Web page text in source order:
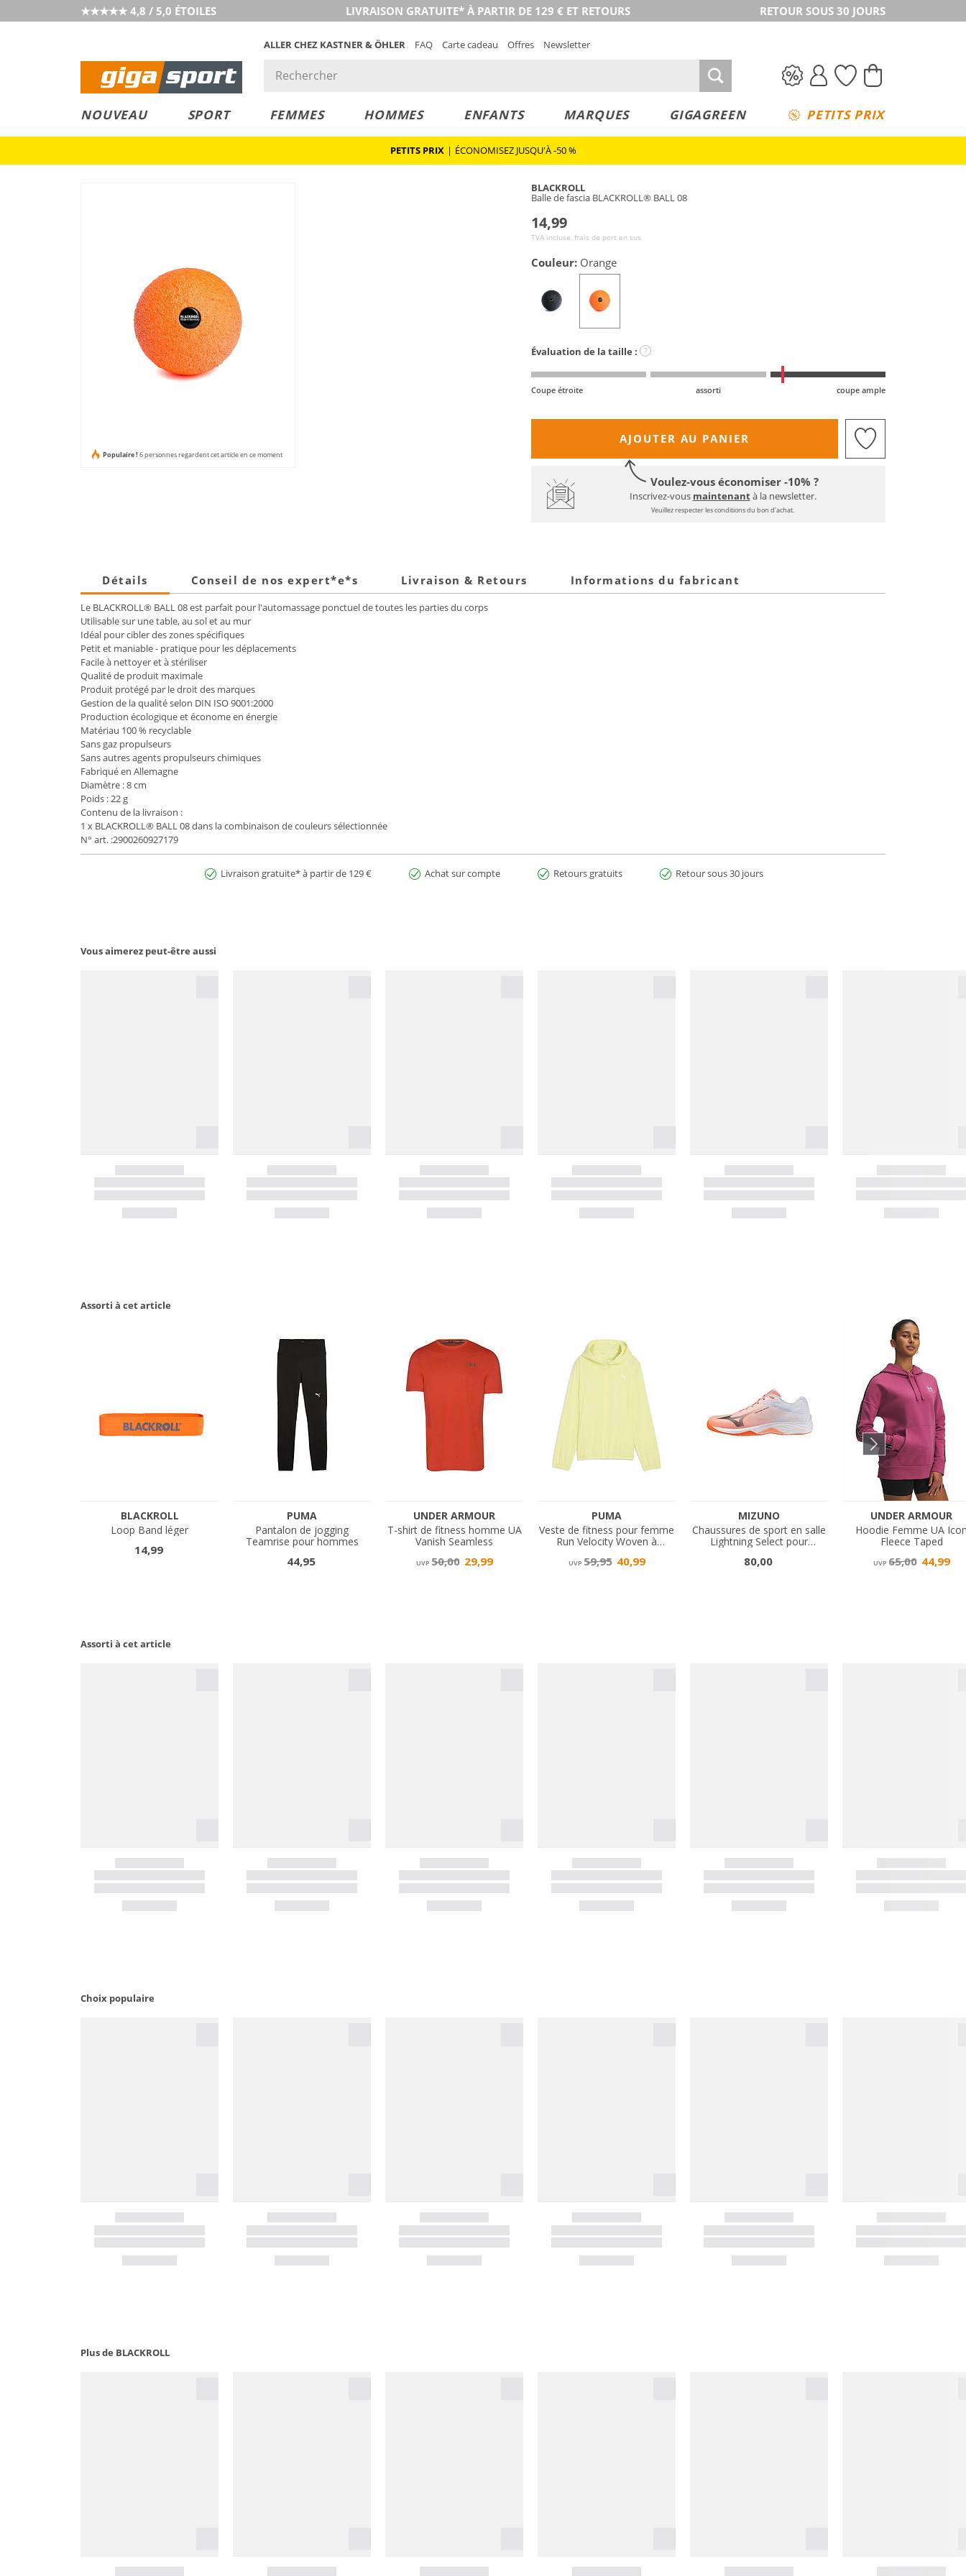
★★★★★ 4,8 / 5,0 ÉTOILES LIVRAISON GRATUITE* À PARTIR DE 129 € ET RETOURS RETOUR SOUS 30 JOURS
ALLER CHEZ KASTNER & ÖHLER FAQ Carte cadeau Offres Newsletter
NOUVEAU SPORT FEMMES HOMMES ENFANTS MARQUES GIGAGREEN PETITS PRIX
PETITS PRIX | ÉCONOMISEZ JUSQU'À -50 %
Populaire ! 6 personnes regardent cet article en ce moment
BLACKROLL
Balle de fascia BLACKROLL® BALL 08
14,99
TVA incluse, frais de port en sus
Couleur: Orange
Évaluation de la taille : ?
Coupe étroite assorti coupe ample
AJOUTER AU PANIER
Voulez-vous économiser -10% ?
Inscrivez-vous maintenantà la newsletter.
Veuillez respecter les conditions du bon d'achat.
Détails Conseil de nos expert*e*s Livraison & Retours Informations du fabricant
Le BLACKROLL® BALL 08 est parfait pour l'automassage ponctuel de toutes les parties du corps
Utilisable sur une table, au sol et au mur
Idéal pour cibler des zones spécifiques
Petit et maniable - pratique pour les déplacements
Facile à nettoyer et à stériliser
Qualité de produit maximale
Produit protégé par le droit des marques
Gestion de la qualité selon DIN ISO 9001:2000
Production écologique et économe en énergie
Matériau 100 % recyclable
Sans gaz propulseurs
Sans autres agents propulseurs chimiques
Fabriqué en Allemagne
Diamètre : 8 cm
Poids : 22 g
Contenu de la livraison :
1 x BLACKROLL® BALL 08 dans la combinaison de couleurs sélectionnée
N° art. :2900260927179
Livraison gratuite* à partir de 129 € Achat sur compte Retours gratuits Retour sous 30 jours
Vous aimerez peut-être aussi
Assorti à cet article
Assorti à cet article
Choix populaire
Plus de BLACKROLL